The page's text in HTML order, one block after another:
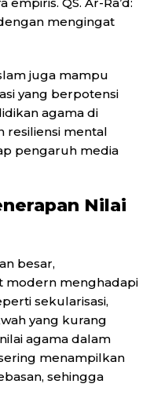
mengingat
juga mampu
yang berpotensi
agama di
resiliensi mental
pengaruh media
Nilai
besar,
modern menghadapi
sekularisasi,
yang kurang
agama dalam
menampilkan
sehingga